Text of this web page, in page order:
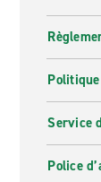
Service
Police